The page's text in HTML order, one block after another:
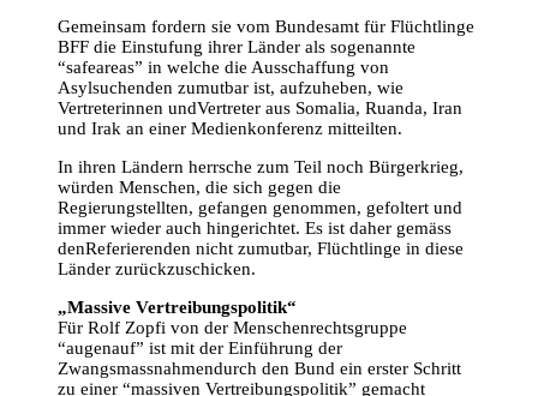
Gemeinsam fordern sie vom Bundesamt für Flüchtlinge
BFF die Einstufung ihrer Länder als sogenannte
“safeareas” in welche die Ausschaffung von
Asylsuchenden zumutbar ist, aufzuheben, wie
Vertreterinnen undVertreter aus Somalia, Ruanda, Iran
und Irak an einer Medienkonferenz mitteilten.
In ihren Ländern herrsche zum Teil noch Bürgerkrieg,
würden Menschen, die sich gegen die
Regierungstellten, gefangen genommen, gefoltert und
immer wieder auch hingerichtet. Es ist daher gemäss
denReferierenden nicht zumutbar, Flüchtlinge in diese
Länder zurückzuschicken.
„Massive Vertreibungspolitik“
Für Rolf Zopfi von der Menschenrechtsgruppe
“augenauf” ist mit der Einführung der
Zwangsmassnahmendurch den Bund ein erster Schritt
zu einer “massiven Vertreibungspolitik” gemacht